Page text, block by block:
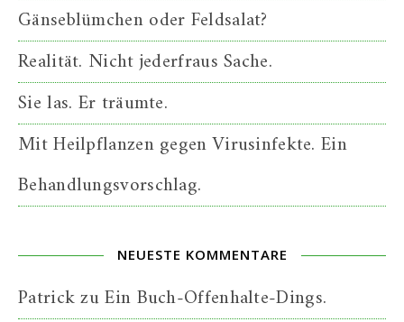
Gänseblümchen oder Feldsalat?
Realität. Nicht jederfraus Sache.
Sie las. Er träumte.
Mit Heilpflanzen gegen Virusinfekte. Ein
Behandlungsvorschlag.
NEUESTE KOMMENTARE
PatrickzuEin Buch-Offenhalte-Dings.